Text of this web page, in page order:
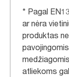
* Pagal
ar nėra
produktas
atliekoms